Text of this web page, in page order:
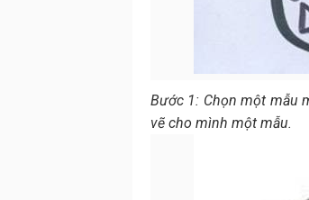
Bước 1: Chọn một mẫu
vẽ cho mình một mẫu.